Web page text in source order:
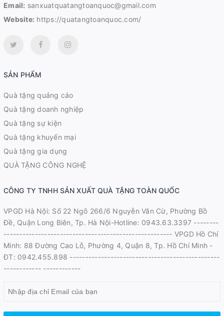
Email: sanxuatquatangtoanquoc@gmail.com
Website: https://quatangtoanquoc.com/
SẢN PHẨM
Quà tặng quảng cáo
Quà tặng doanh nghiệp
Quà tặng sự kiện
Quà tặng khuyến mại
Quà tặng gia dụng
QUÀ TẶNG CÔNG NGHỆ
CÔNG TY TNHH SẢN XUẤT QUÀ TẶNG TOÀN QUỐC
VPGD Hà Nội: Số 22 Ngõ 266/6 Nguyễn Văn Cừ, Phường Bồ
Đề, Quận Long Biên, Tp. Hà Nội-Hotline: 0943.63.3397 --------
------------------------------------------------------ VPGD Hồ Chí
Minh: 88 Đường Cao Lỗ, Phường 4, Quận 8, Tp. Hồ Chí Minh -
ĐT: 0942.455.898 ------------------------------------------------
------------ ------------